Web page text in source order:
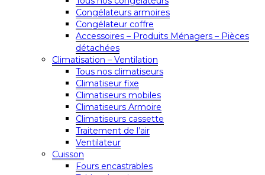
Congélateurs armoires
Congélateur coffre
Accessoires – Produits Ménagers – Pièces
détachées
Climatisation – Ventilation
Tous nos climatiseurs
Climatiseur fixe
Climatiseurs mobiles
Climatiseurs Armoire
Climatiseurs cassette
Traitement de l’air
Ventilateur
Cuisson
Fours encastrables